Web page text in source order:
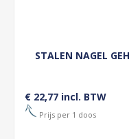
STALEN NAGEL
€ 22,77 incl. BTW
Prijs per 1 doos